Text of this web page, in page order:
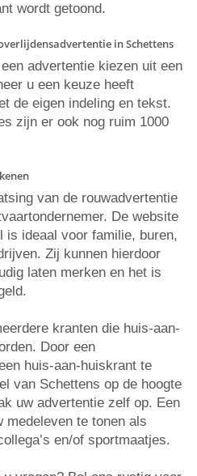
wordt getoond.
in Schettens
advertentie kiezen uit een
u een keuze heeft
de eigen indeling en tekst.
zijn er ook nog ruim 1000
van de rouwadvertentie
De website
is ideaal voor familie, buren,
Zij kunnen hierdoor
laten merken en het is
kranten die huis-aan-
Door een
huis-aan-huiskrant te
van Schettens op de hoogte
uw advertentie zelf op. Een
medeleven te tonen als
en/of sportmaatjes.